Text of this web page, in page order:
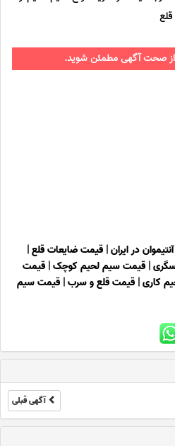
از صحت آگهی مطمئن شوید.
در ایران| قیمت ضایعات قلع|
| قیمت سیم لحیم کوچک| قیمت
کاری| قیمت قلع و سرب| قیمت سیم
آگهی قبلی